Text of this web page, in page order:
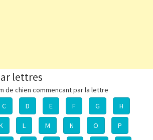
lettres
de chien commencant par la lettre
C D E F G H
L M N O P